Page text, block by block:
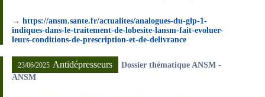
→ https://ansm.sante.fr/actualites/analogues-du-glp-1-
indiques-dans-le-traitement-de-lobesite-lansm-fait-evoluer-
leurs-conditions-de-prescription-et-de-delivrance
23/06/2025 Antidépresseurs
Dossier thématique ANSM -
ANSM